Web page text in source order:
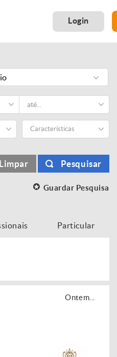
Login
Características
Limpar Pesquisar
Guardar Pesquisa
Particular
Ontem...